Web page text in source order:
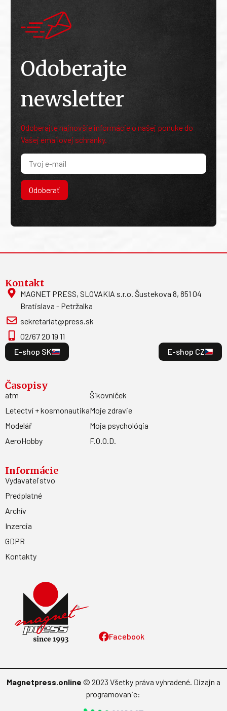
Odoberajte
newsletter
Odoberajte najnovšie informácie o našej ponuke do
Vašej emailovej schránky.
Odoberať
Facebook
Kontakt
MAGNET PRESS, SLOVAKIA s.r.o. Šustekova 8, 851 04
Bratislava - Petržalka
sekretariat@press.sk
02/67 20 19 11
E-shop SK
E-shop CZ
Časopisy
atm
Letectví + kosmonautika
Modelář
AeroHobby
Šikovníček
Moje zdravie
Moja psychológia
F.O.O.D.
Informácie
Vydavateľstvo
Predplatné
Archív
Inzercia
GDPR
Kontakty
Magnetpress.online © 2023 Všetky práva vyhradené. Dizajn a
programovanie: